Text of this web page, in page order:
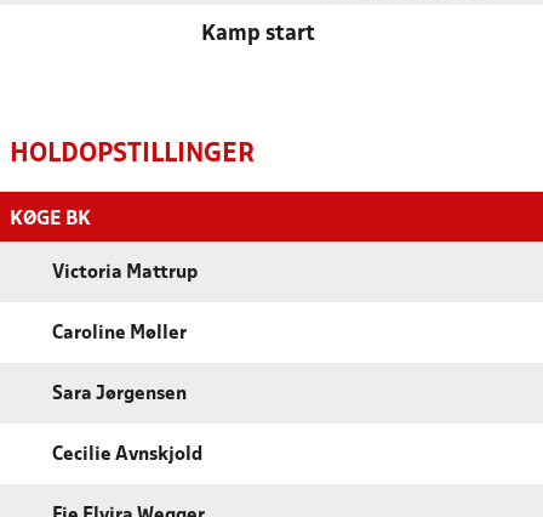
Kamp start
HOLDOPSTILLINGER
KØGE BK
Victoria Mattrup
Caroline Møller
Sara Jørgensen
Cecilie Avnskjold